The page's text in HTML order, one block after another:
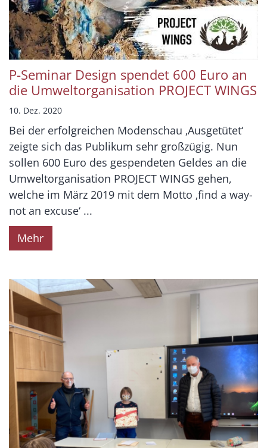
P-Seminar Design spendet 600 Euro an
die Umweltorganisation PROJECT WINGS
10. Dez. 2020
Bei der erfolgreichen Modenschau ‚Ausgetütet‘
zeigte sich das Publikum sehr großzügig. Nun
sollen 600 Euro des gespendeten Geldes an die
Umweltorganisation PROJECT WINGS gehen,
welche im März 2019 mit dem Motto ‚find a way-
not an excuse‘ ...
Mehr